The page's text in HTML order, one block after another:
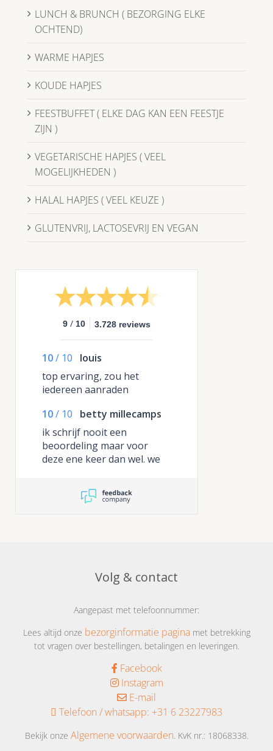
LUNCH & BRUNCH ( BEZORGING ELKE
OCHTEND)
WARME HAPJES
KOUDE HAPJES
FEESTBUFFET ( ELKE DAG KAN EEN FEESTJE
ZIJN )
VEGETARISCHE HAPJES ( VEEL
MOGELIJKHEDEN )
HALAL HAPJES ( VEEL KEUZE )
GLUTENVRIJ, LACTOSEVRIJ EN VEGAN
9 / 10 3.728 reviews
10/ 10
louis
top ervaring, zou het
iedereen aanraden
10/ 10
betty millecamps
ik schrijf nooit een
beoordeling maar voor
deze ene keer dan wel. we
belgie de hapjes laten
komen en de mini burgers ,
Volg & contact
Aangepast met telefoonnummer:
Lees altijd onze bezorginformatie paginamet betrekking
tot vragen over bestellingen, betalingen en leveringen.
Facebook
Instagram
E-mail
Telefoon / whatsapp: +31 6 23227983
Bekijk onze Algemene voorwaarden. KvK nr.: 18068338.